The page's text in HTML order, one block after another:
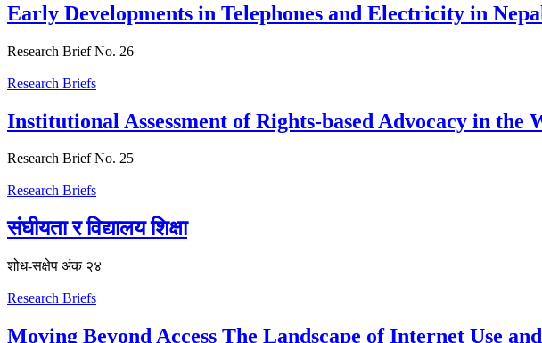
Early Developments in Telephones and Electricity in
Research Brief No. 26
Research Briefs
Institutional Assessment of Rights-based Advocacy in the
Research Brief No. 25
Research Briefs
संघीयता र विद्यालय शिक्षा
शोध-स‌क्षेप अंक २४
Research Briefs
Moving Beyond Access The Landscape of Internet Use